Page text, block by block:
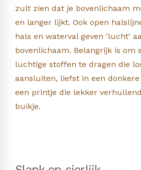
zult zien dat je bovenlichaam
en langer lijkt. Ook open
hals en waterval geven 'lucht'
bovenlichaam. Belangrijk is om
luchtige stoffen te dragen die
aansluiten, liefst in een
een printje die lekker
buikje.